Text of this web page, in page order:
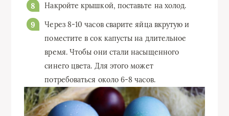
Накройте крышкой, поставьте на холод.
Через 8-10 часов сварите яйца вкрутую и
поместите в сок капусты на длительное
время. Чтобы они стали насыщенного
синего цвета. Для этого может
потребоваться около 6-8 часов.